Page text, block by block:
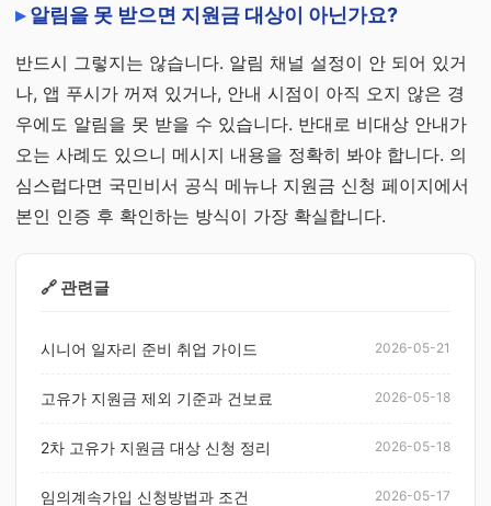
알림을 못 받으면 지원금 대상이 아닌가요?
반드시 그렇지는 않습니다. 알림 채널 설정이 안 되어 있거
나, 앱 푸시가 꺼져 있거나, 안내 시점이 아직 오지 않은 경
우에도 알림을 못 받을 수 있습니다. 반대로 비대상 안내가
오는 사례도 있으니 메시지 내용을 정확히 봐야 합니다. 의
심스럽다면 국민비서 공식 메뉴나 지원금 신청 페이지에서
본인 인증 후 확인하는 방식이 가장 확실합니다.
🔗 관련글
시니어 일자리 준비 취업 가이드 2026-05-21
고유가 지원금 제외 기준과 건보료 2026-05-18
2차 고유가 지원금 대상 신청 정리 2026-05-18
임의계속가입 신청방법과 조건 2026-05-17